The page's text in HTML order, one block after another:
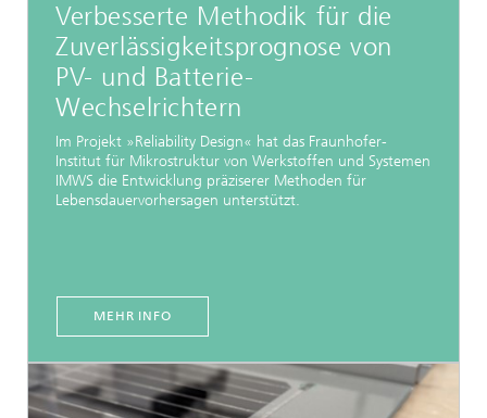
Verbesserte Methodik für die
Zuverlässigkeitsprognose von
PV- und Batterie-
Wechselrichtern
Im Projekt »Reliability Design« hat das Fraunhofer-
Institut für Mikrostruktur von Werkstoffen und Systemen
IMWS die Entwicklung präziserer Methoden für
Lebensdauervorhersagen unterstützt.
MEHR INFO